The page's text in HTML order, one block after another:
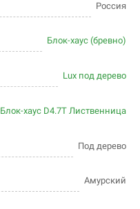
Россия
Блок-хаус (бревно)
Lux под дерево
Блок-хаус D4.7T Лиственница
Под дерево
Амурский